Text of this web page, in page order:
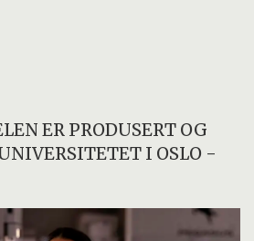
ER PRODUSERT OG
I OSLO -